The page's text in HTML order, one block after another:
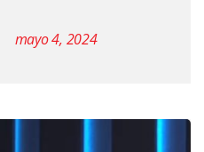
mayo 4, 2024